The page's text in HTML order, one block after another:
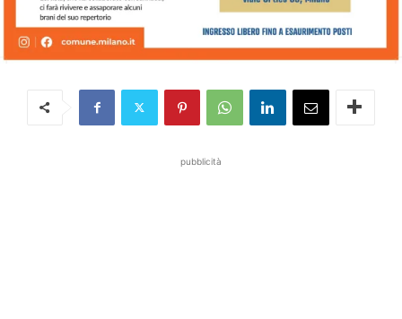
pubblicità